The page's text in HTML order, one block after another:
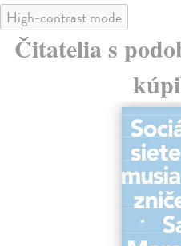
High-contrast mode
Čitatelia s